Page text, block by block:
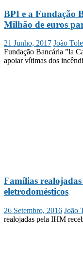
BPI e a Fundação
Milhão de euros
21 Junho, 2017 João
Fundação Bancária ”la
apoiar vítimas dos
Famílias
eletrodomésticos
26 Setembro, 2016 João
realojadas pela IHM